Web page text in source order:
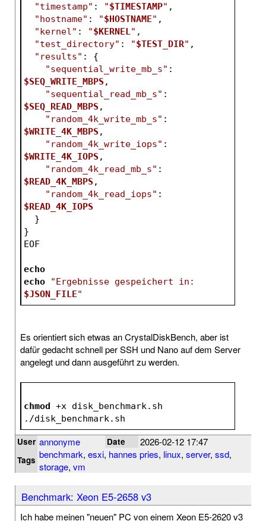
"timestamp" : "$TIMESTAMP" ,
"hostname" : "$HOSTNAME" ,
"kernel" : "$KERNEL" ,
"test_directory" : "$TEST_DIR" ,
"results" : {
"sequential_write_mb_s"
$SEQ_WRITE_MBPS ,
"sequential_read_mb_s"
$SEQ_READ_MBPS ,
"random_4k_write_mb_s"
$WRITE_4K_MBPS ,
"random_4k_write_iops"
$WRITE_4K_IOPS ,
"random_4k_read_mb_s"
$READ_4K_MBPS ,
"random_4k_read_iops"
$READ_4K_IOPS
  }
}
EOF
echo
echo
$JSON_FILE"
Es orientiert sich etwas an CrystalDiskBench, aber ist
dafür gedacht schnell per SSH und Nano auf dem Server
angelegt und dann ausgeführt zu werden.
chmod +x disk_benchmark.sh
./disk_benchmark.sh
User annonyme Date 2026-02-12 17:47
Tags benchmark, esxi, hannes pries, linux, server, ssd,
storage, vm
Benchmark: Xeon E5-2658 v3
Ich habe meinen "neuen" PC von einem Xeon E5-2620 v3